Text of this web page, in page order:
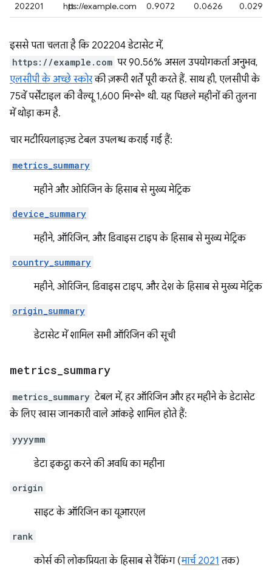
202201
https://example.com 0.9072 0.0626 0.0298
इससे पता चलता है कि 202204 डेटासेट में,
https://example.com पर 90.56% असल उपयोगकर्ता अनुभव,
एलसीपी के अच्छे स्कोरकी ज़रूरी शर्तें पूरी करते हैं. साथ ही, एलसीपी के
75वें पर्सेंटाइल की वैल्यू 1,600 मि॰से॰ थी. यह पिछले महीनों की तुलना
में थोड़ा कम है.
चार मटीरियलाइज़्ड टेबल उपलब्ध कराई गई हैं:
metrics_summary
महीने और ओरिजिन के हिसाब से मुख्य मेट्रिक
device_summary
महीने, ऑरिजिन, और डिवाइस टाइप के हिसाब से मुख्य मेट्रिक
country_summary
महीने, ओरिजिन, डिवाइस टाइप, और देश के हिसाब से मुख्य मेट्रिक
origin_summary
डेटासेट में शामिल सभी ऑरिजिन की सूची
metrics summary
metrics_summary टेबल में, हर ऑरिजिन और हर महीने के डेटासेट
के लिए खास जानकारी वाले आंकड़े शामिल होते हैं:
yyyymm
डेटा इकट्ठा करने की अवधि का महीना
origin
साइट के ऑरिजिन का यूआरएल
rank
कोर्स की लोकप्रियता के हिसाब से रैंकिंग (मार्च 2021 तक)